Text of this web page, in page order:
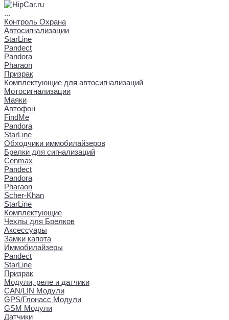
...
Контроль Охрана
Автосигнализации
StarLine
Pandect
Pandora
Pharaon
Призрак
Комплектующие для автосигнализаций
Мотосигнализации
Маяки
Автофон
FindMe
Pandora
StarLine
Обходчики иммобилайзеров
Брелки для сигнализаций
Cenmax
Pandect
Pandora
Pharaon
Scher-Khan
StarLine
Комплектующие
Чехлы для Брелков
Аксессуары
Замки капота
Иммобилайзеры
Pandect
StarLine
Призрак
Модули, реле и датчики
CAN/LIN Модули
GPS/Глонасс Модули
GSM Модули
Датчики